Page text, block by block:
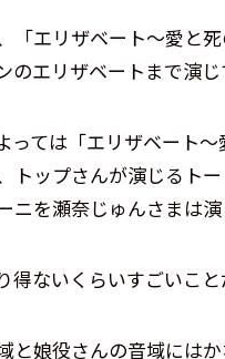
「エリザベート～愛と
のエリザベートまで演じ
っては「エリザベート
トップさんが演じるト
ニを瀬奈じゅんさまは演
得ないくらいすごいこと
と娘役さんの音域には